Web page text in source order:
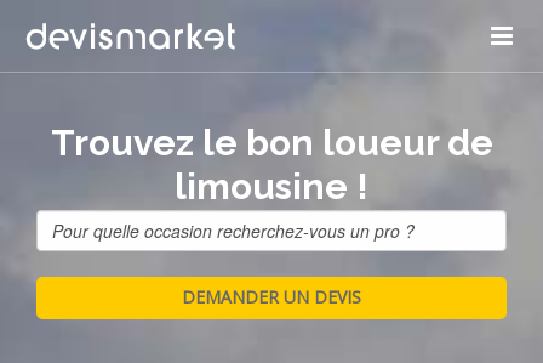
Trouvez le bon loueur de
limousine !